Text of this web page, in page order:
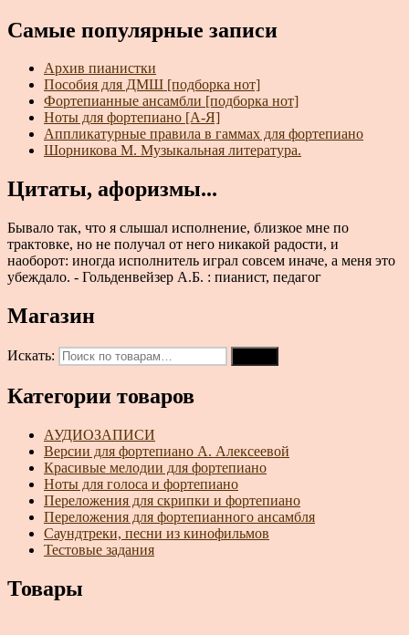
Самые популярные записи
Архив пианистки
Пособия для ДМШ [подборка нот]
Фортепианные ансамбли [подборка нот]
Ноты для фортепиано [А-Я]
Аппликатурные правила в гаммах для фортепиано
Шорникова М. Музыкальная литература.
Цитаты, афоризмы...
Бывало так, что я слышал исполнение, близкое мне по
трактовке, но не получал от него никакой радости, и
наоборот: иногда исполнитель играл совсем иначе, а меня это
убеждало. - Гольденвейзер А.Б. : пианист, педагог
Магазин
Искать:
Категории товаров
АУДИОЗАПИСИ
Версии для фортепиано А. Алексеевой
Красивые мелодии для фортепиано
Ноты для голоса и фортепиано
Переложения для скрипки и фортепиано
Переложения для фортепианного ансамбля
Саундтреки, песни из кинофильмов
Тестовые задания
Товары